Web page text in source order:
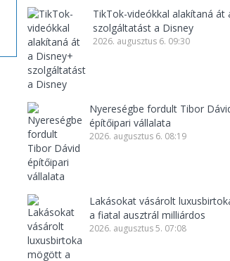
TikTok-videókkal alakítaná át
szolgáltatást a Disney
2026. augusztus 6. 09:30
Nyereségbe fordult Tibor
építőipari vállalata
2026. augusztus 6. 08:19
Lakásokat vásárolt
a fiatal ausztrál milliárdos
2026. augusztus 5. 07:08